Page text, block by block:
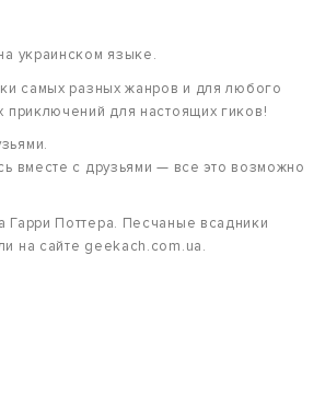
украинском языке.
самых разных жанров и для любого
для настоящих гиков!
вместе с друзьями — все это возможно
Поттера. Песчаные всадники
на сайте geekach.com.ua.